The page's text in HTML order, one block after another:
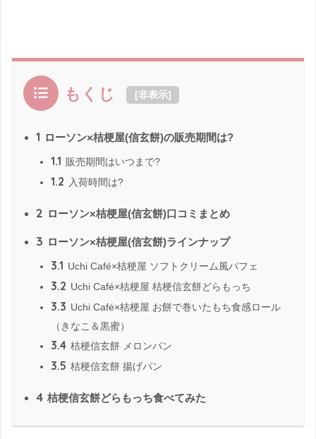
もくじ [非表示]
1 ローソン×桔梗屋(信玄餅)の販売期間は?
1.1 販売期間はいつまで?
1.2 入荷時間は?
2 ローソン×桔梗屋(信玄餅)口コミまとめ
3 ローソン×桔梗屋(信玄餅)ラインナップ
3.1 Uchi Café×桔梗屋 ソフトクリーム風パフェ
3.2 Uchi Café×桔梗屋 桔梗信玄餅どらもっち
3.3 Uchi Café×桔梗屋 お餅で巻いたもち食感ロール
（きなこ＆黒蜜）
3.4 桔梗信玄餅 メロンパン
3.5 桔梗信玄餅 揚げパン
4 桔梗信玄餅どらもっち食べてみた